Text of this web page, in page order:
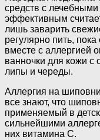
средств с
эффективным
лишь заварить
регулярно пить,
вместе с аллергией
ванночки для кожи
липы и череды.
Аллергия на
все знают, что
применяемый в
сильнейшими
них витамина С.